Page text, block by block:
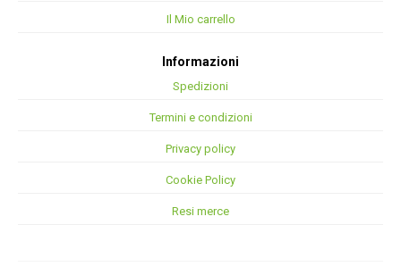
Il Mio carrello
Informazioni
Spedizioni
Termini e condizioni
Privacy policy
Cookie Policy
Resi merce